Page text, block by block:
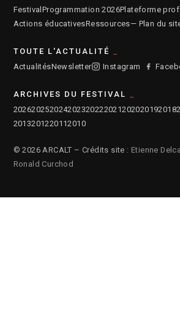
Festival Programmation 2026Plateforme
Actions éducativesRessources— Plan du
TOUTE L'ACTUALITÉ
ActualitésNewsletter Instagram
ARCHIVES DU FESTIVAL
202620252024202320222021202020192018
2013201220112010
© 2026 ARCALT – Crédits site : Etienne
Ronald Curchod